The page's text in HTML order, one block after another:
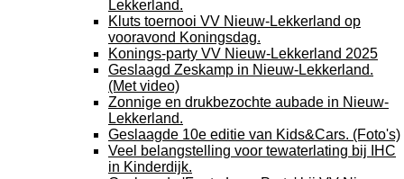
Lekkerland.
Kluts toernooi VV Nieuw-Lekkerland op
vooravond Koningsdag.
Konings-party VV Nieuw-Lekkerland 2025
Geslaagd Zeskamp in Nieuw-Lekkerland.
(Met video)
Zonnige en drukbezochte aubade in Nieuw-
Lekkerland.
Geslaagde 10e editie van Kids&Cars. (Foto's)
Veel belangstelling voor tewaterlating bij IHC
in Kinderdijk.